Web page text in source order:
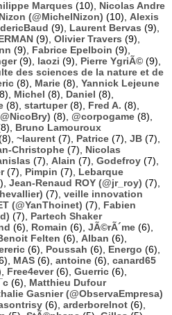
Marques (10), Nicolas Andre
(@MichelNizon) (10), Alexis
(9), Laurent Bervas (9),
(9), Olivier Travers (9),
(9), Fabrice Epelboin (9),
(9), laozi (9), Pierre YgriÃ© (9),
des sciences de la nature et de
(8), Marie (8), Yannick Lejeune
Michel (8), Daniel (8),
(8), startuper(8), Fred A. (8),
(8), @corpogame (8),
Bruno Lamouroux
~laurent (7), Patrice (7), JB (7),
Christophe (7), Nicolas
(7), Alain (7), Godefroy (7),
(7), Pimpin (7), Lebarque
Jean-Renaud ROY (@jr_roy) (7),
(7), veille innovation
(@YanThoinet) (7), Fabien
(7), Partech Shaker
(6), Romain (6), JÃ©rÃ´me (6),
Felten (6), Alban (6),
(6), Poussah (6), Energo (6),
MAS (6), antoine (6), canard65
Free4ever(6), Guerric (6),
(6), Matthieu Dufour
Gasnier (@ObservaEmpresa)
(6), arderborelnot (6),